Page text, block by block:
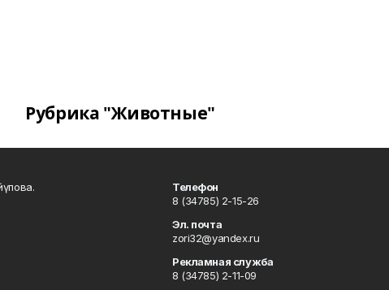
Рубрика "Животные"
Телефон
8 (34785) 2-15-26
Эл. почта
zori32@yandex.ru
Рекламная служба
8 (34785) 2-11-09